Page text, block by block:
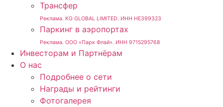
Трансфер
Реклама. KG GLOBAL LIMITED. ИНН HE399323
Паркинг в аэропортах
Реклама. ООО «Парк Флай». ИНН 9715295768
Инвесторам и Партнёрам
О нас
Подробнее о сети
Награды и рейтинги
Фотогалерея